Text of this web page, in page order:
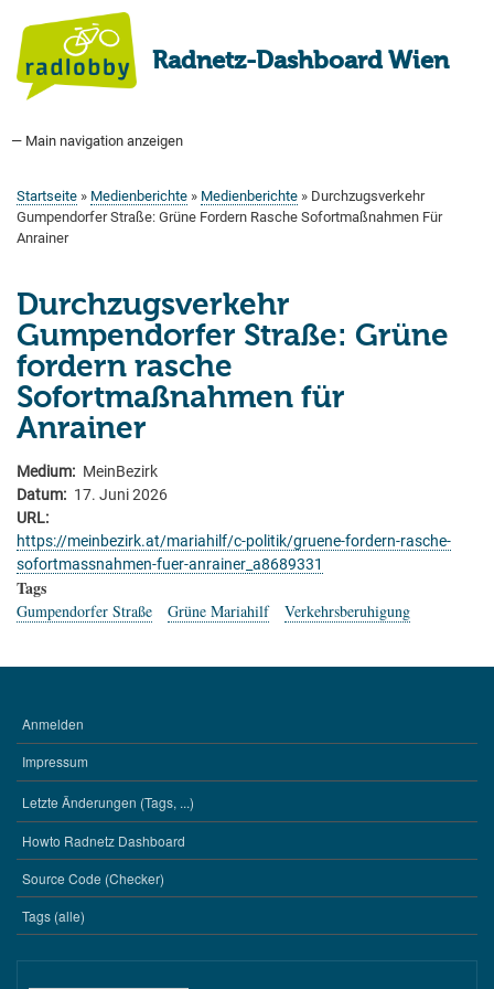
Inhalt
Radnetz-Dashboard Wien
Main
— Main navigation anzeigen
Startseite
Bauprogramm
Aktuell Geplant
Weitere Bauprojekte
Hauptradverkehrsnetz
Bezirke
Medienberichte
Tags
Über uns
Pfadnavigation
Startseite Medienberichte Medienberichte
Durchzugsverkehr
Gumpendorfer Straße: Grüne Fordern Rasche Sofortmaßnahmen Für
Anrainer
Durchzugsverkehr
Gumpendorfer Straße: Grüne
fordern rasche
Sofortmaßnahmen für
Anrainer
Medium
MeinBezirk
Datum
17. Juni 2026
URL
https://meinbezirk.at/mariahilf/c-politik/gruene-fordern-rasche-
sofortmassnahmen-fuer-anrainer_a8689331
Tags
Gumpendorfer Straße Grüne Mariahilf Verkehrsberuhigung
BENUTZERMENÜ
Anmelden
Impressum
WERKZEUGE
Letzte Änderungen (Tags, ...)
Howto Radnetz Dashboard
Source Code (Checker)
Tags (alle)